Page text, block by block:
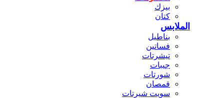
بيزك
كتان
الملابس
بناطيل
فساتين
تيشرتات
جيبات
شورتات
قمصان
سويت شيرتات